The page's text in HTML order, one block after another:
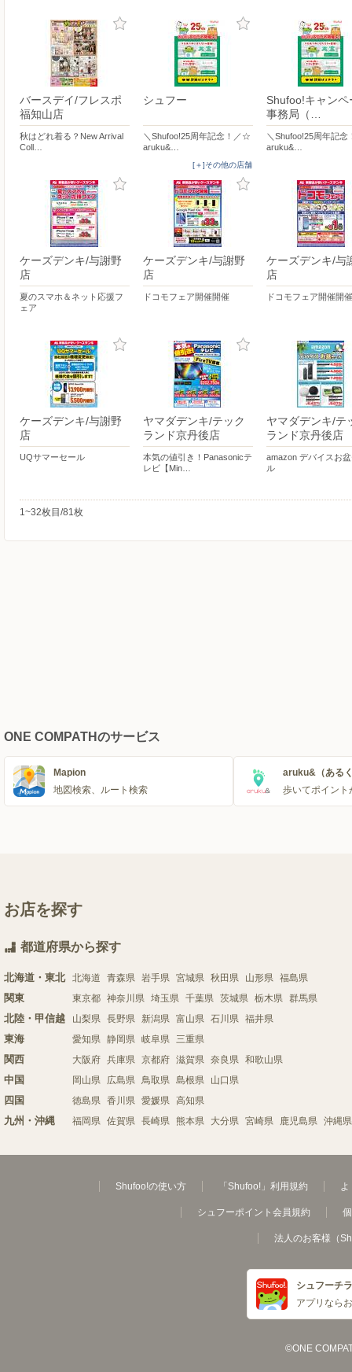
バースデイ/フレスポ
福知山店
秋はどれ着る？New Arrival
Coll…
シュフー
＼Shufoo!25周年記念！／☆
aruku&…
[＋]その他の店舗
Shufoo!キャンペ
事務局（…
＼Shufoo!25周年記
aruku&…
ケーズデンキ/与謝野
店
夏のスマホ＆ネット応援フ
ェア
ケーズデンキ/与謝野
店
ドコモフェア開催開催
ケーズデンキ/与
店
ドコモフェア開催開催
ケーズデンキ/与謝野
店
UQサマーセール
ヤマダデンキ/テック
ランド京丹後店
本気の値引き！Panasonicテ
レビ【Min…
ヤマダデンキ/テ
ランド京丹後店
amazon デバイスお
ル
1~32枚目/81枚
ONE COMPATHのサービス
Mapion
地図検索、ルート検索
aruku&（ある
歩いてポイント
お店を探す
都道府県から探す
北海道・東北 北海道 青森県 岩手県 宮城県 秋田県 山形県 福島県
関東 東京都 神奈川県 埼玉県 千葉県 茨城県 栃木県 群馬県
北陸・甲信越 山梨県 長野県 新潟県 富山県 石川県 福井県
東海 愛知県 静岡県 岐阜県 三重県
関西 大阪府 兵庫県 京都府 滋賀県 奈良県 和歌山県
中国 岡山県 広島県 鳥取県 島根県 山口県
四国 徳島県 香川県 愛媛県 高知県
九州・沖縄 福岡県 佐賀県 長崎県 熊本県 大分県 宮崎県 鹿児島県 沖縄県
Shufoo!の使い方 「Shufoo!」利用規約 よ
シュフーポイント会員規約
法人のお客様（
シュフーチ
アプリなら
©ONE